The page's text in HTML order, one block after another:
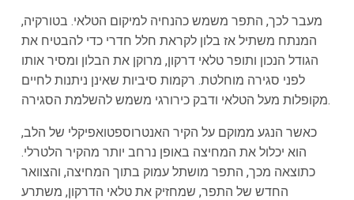
מעבר לכך, התפר משמש כהנחיה למיקום הטלאי. בטורקיה,
המנתח משתיל אז בלון לקראת חלל חדרי כדי להבטיח את
הגודל הנכון ותופר טלאי דרקון, מרוקן את הבלון ומסיר אותו
לפני סגירה מוחלטת. רקמות סיביות שאינן ניתנות לחיים
מקופלות מעל הטלאי ודבק כירורגי משמש להשלמת הסגירה.
כאשר הנגע ממוקם על הקיר האנטרוספטואפיקלי של הלב,
הוא יכלול את המחיצה באופן נרחב יותר מהקיר הלטרלי.
כתוצאה מכך, התפר מושתל עמוק בתוך המחיצה, והצוואר
החדש של התפר, שמחזיק את טלאי הדרקון, משתרע